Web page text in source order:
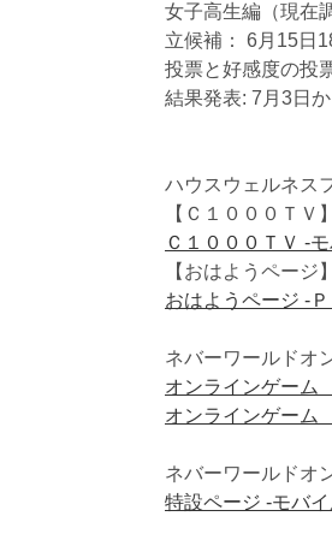
女子高生編（現在
立候補： 6月15日
投票と好感度の投
結果発表: 7月3日
ハウスウェルネス
【Ｃ１０００ＴＶ】
Ｃ１０００ＴＶ -
【おはようページ】
おはようページ -
ネバーワールドオ
オンラインゲー
オンラインゲー
ネバーワールドオ
特設ページ -モバ